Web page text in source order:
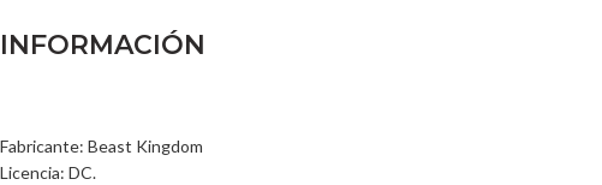
INFORMACIÓN
Fabricante: Beast Kingdom
Licencia: DC.